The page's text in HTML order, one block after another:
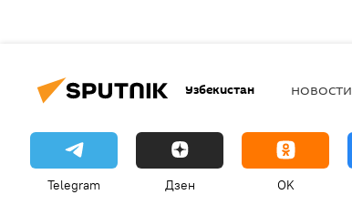
Узбекистан НОВОСТИ
Telegram Дзен OK